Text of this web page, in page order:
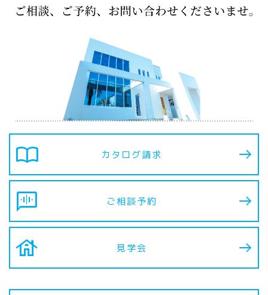
import_contacts カタログ請求
voice_chat ご相談予約
house 見学会